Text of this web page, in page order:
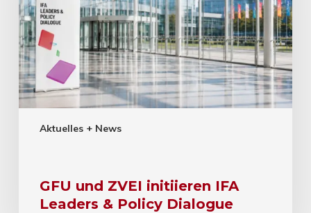
Aktuelles + News
GFU und ZVEI initiieren IFA
Leaders & Policy Dialogue